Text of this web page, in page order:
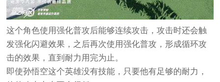
这个角色使用强化普攻后能够连续攻击，攻击时还会触
发强化闪避效果，之后再次使用强化普攻，形成循环攻
击的效果，直到耐力用完为止。
即使孙悟空这个英雄没有技能，只要他有足够的耐力，